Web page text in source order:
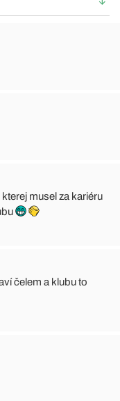
musel za kariéru
čelem a klubu to